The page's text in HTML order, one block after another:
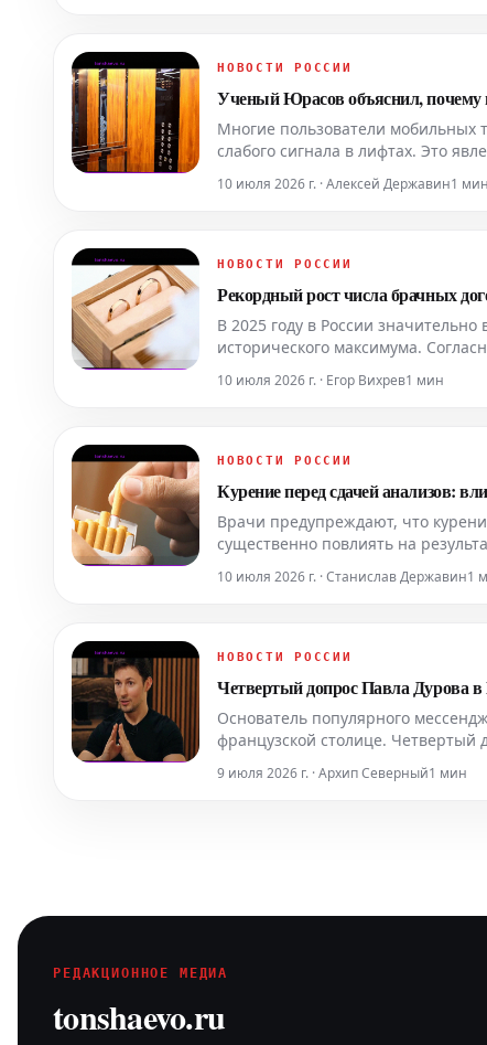
НОВОСТИ РОССИИ
Ученый Юрасов объяснил, почему
Многие пользователи мобильных
слабого сигнала в лифтах. Это
станцией. Детальн
10 июля 2026 г. · Алексей Державин1 мин
НОВОСТИ РОССИИ
Рекордный рост числа брачных
В 2025 году в России
исторического максимума.
существ
10 июля 2026 г. · Егор Вихрев1 мин
НОВОСТИ РОССИИ
Курение перед сдачей анализов:
Врачи предупреждают, что
существенно повлиять на
нарушени
10 июля 2026 г. · Станислав Державин1
НОВОСТИ РОССИИ
Четвертый допрос Павла Дурова в
Основатель популярного
французской столице. Четвертый
деятельности. С
9 июля 2026 г. · Архип Северный1 мин
РЕДАКЦИОННОЕ МЕДИА
tonshaevo.ru